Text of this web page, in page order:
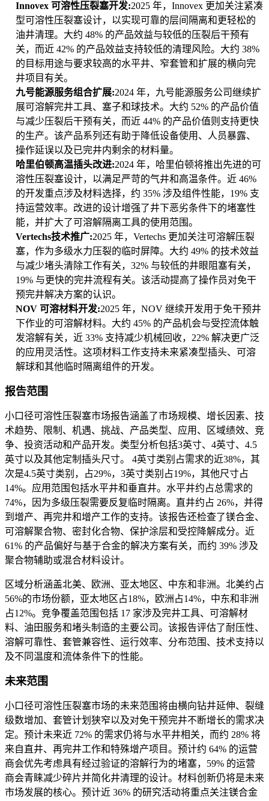
Innovex 可溶性压裂塞开发:2025 年，Innovex 更加关注紧凑
型可溶性压裂塞设计，以实现可靠的层间隔离和更轻松的
油井清理。大约 48% 的产品效益与较低的压裂后干预有
关，而近 42% 的产品效益支持较低的清理风险。大约 38%
的目标用途与要求较高的水平井、窄套管和扩展的横向完
井项目有关。
九号能源服务组合扩展:2024 年，九号能源服务公司继续扩
展可溶解完井工具、塞子和球技术。大约 52% 的产品价值
与减少压裂后干预有关，而近 44% 的产品价值则支持更快
的生产。该产品系列还有助于降低设备使用、人员暴露、
操作延误以及已完井内剩余的材料量。
哈里伯顿高温插头改进:2024 年，哈里伯顿将推出先进的可
溶性压裂塞设计，以满足严苛的气井和高温条件。近 46%
的开发重点涉及材料选择，约 35% 涉及组件性能，19% 支
持运营效率。改进的设计增强了井下恶劣条件下的堵塞性
能，并扩大了可溶解隔离工具的使用范围。
Vertechs技术推广:2025 年，Vertechs 更加关注可溶解压裂
塞，作为多级水力压裂的临时屏障。大约 49% 的技术效益
与减少堵头清除工作有关，32% 与较低的井眼阻塞有关，
19% 与更快的完井流程有关。该活动提高了操作员对免干
预完井解决方案的认识。
NOV 可溶材料开发:2025 年，NOV 继续开发用于免干预井
下作业的可溶解材料。大约 45% 的产品机会与受控流体触
发溶解有关，近 33% 支持减少机械回收，22% 解决更广泛
的应用灵活性。这项材料工作支持未来紧凑型插头、可溶
解球和其他临时隔离组件的开发。
报告范围
小口径可溶性压裂塞市场报告涵盖了市场规模、增长因素、技
术趋势、限制、机遇、挑战、产品类型、应用、区域绩效、竞
争、投资活动和产品开发。类型分析包括3英寸、4英寸、4.5
英寸以及其他定制插头尺寸。 4英寸类别占需求的近38%，其
次是4.5英寸类别，占29%，3英寸类别占19%，其他尺寸占
14%。应用范围包括水平井和垂直井。水平井约占总需求的
74%，因为多级压裂需要反复临时隔离。直井约占 26%，并得
到增产、再完井和增产工作的支持。该报告还检查了镁合金、
可溶解聚合物、密封化合物、保护涂层和受控降解成分。近
61% 的产品偏好与基于合金的解决方案有关，而约 39% 涉及
聚合物辅助或混合材料设计。
区域分析涵盖北美、欧洲、亚太地区、中东和非洲。北美约占
56%的市场份额，亚太地区占18%，欧洲占14%，中东和非洲
占12%。竞争覆盖范围包括 17 家涉及完井工具、可溶解材
料、油田服务和堵头制造的主要公司。该报告评估了耐压性、
溶解可靠性、套管兼容性、运行效率、分布范围、技术支持以
及不同温度和流体条件下的性能。
未来范围
小口径可溶性压裂塞市场的未来范围将由横向钻井延伸、裂缝
级数增加、套管计划狭窄以及对免干预完井不断增长的需求决
定。预计未来近 72% 的需求仍将与水平井相关，而约 28% 将
来自直井、再完井工作和特殊增产项目。预计约 64% 的运营
商会优先考虑具有经过验证的溶解行为的堵塞，59% 的运营
商会青睐减少碎片并简化井清理的设计。材料创新仍将是未来
市场发展的核心。预计近 36% 的研究活动将重点关注镁合金